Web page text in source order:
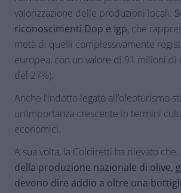
valorizzazione delle produzioni locali.
riconoscimenti Dop e Igp, che
metà di quelli complessivamente
europea, con un valore di 91 milioni di
del 27%).
Anche l’indotto legato all’oleoturismo
un’importanza crescente in termini
economici.
A sua volta, la Coldiretti ha rilevato che,
della produzione nazionale di olive,
devono dire addio a oltre una